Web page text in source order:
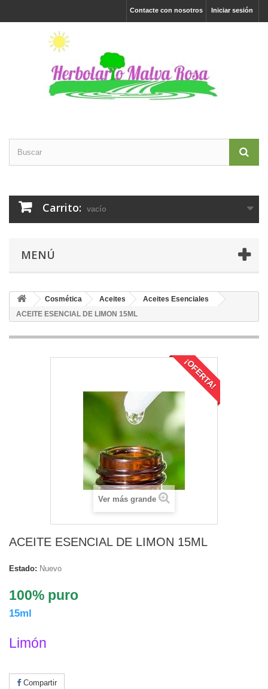
Iniciar sesión
Contacte con nosotros
Carrito: vacío
MENÚ
Cosmética Aceites
Aceites Esenciales
ACEITE ESENCIAL DE LIMON 15ML
¡OFERTA!
Ver más grande
ACEITE ESENCIAL DE LIMON 15ML
Estado: Nuevo
100% puro
15ml
Limón
Compartir